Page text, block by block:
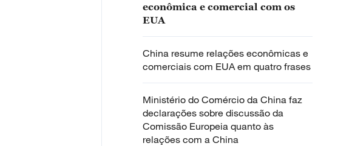
econômica e comercial com os
EUA
China resume relações econômicas e
comerciais com EUA em quatro frases
Ministério do Comércio da China faz
declarações sobre discussão da
Comissão Europeia quanto às
relações com a China